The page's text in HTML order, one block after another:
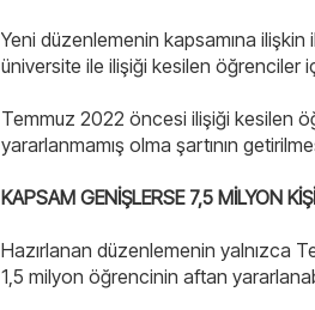
Yeni düzenlemenin kapsamına
üniversite ile ilişiği kesilen öğrenciler
Temmuz 2022 öncesi ilişiği kesilen
yararlanmamış olma şartının
KAPSAM GENİŞLERSE 7,5 MİLYON
Hazırlanan düzenlemenin yalnızca
1,5 milyon öğrencinin aftan